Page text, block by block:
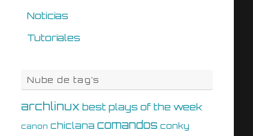
Noticias
Tutoriales
Nube de tag’s
archlinux best plays of the week
canon chiclana comandos conky